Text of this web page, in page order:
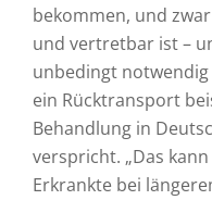
bekommen, und
und vertretbar ist –
unbedingt
ein Rücktransport
Behandlung in
verspricht. „Das
Erkrankte bei